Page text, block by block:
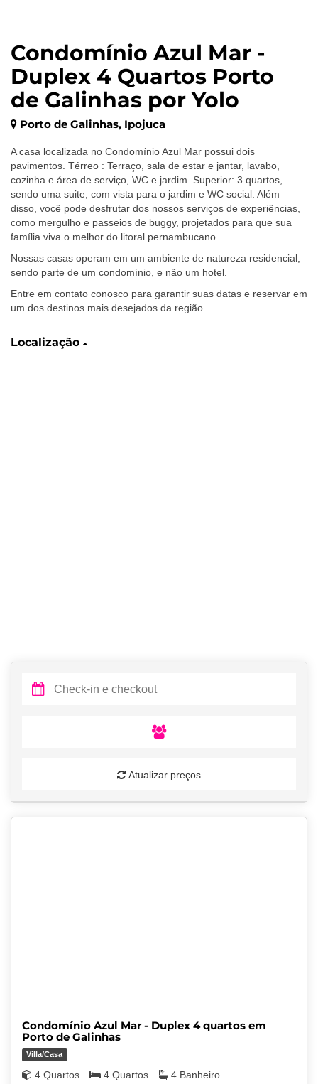
Condomínio Azul Mar -
Duplex 4 Quartos Porto
de Galinhas por Yolo
Porto de Galinhas, Ipojuca
A casa localizada no Condomínio Azul Mar possui dois
pavimentos. Térreo : Terraço, sala de estar e jantar, lavabo,
cozinha e área de serviço, WC e jardim. Superior: 3 quartos,
sendo uma suite, com vista para o jardim e WC social. Além
disso, você pode desfrutar dos nossos serviços de experiências,
como mergulho e passeios de buggy, projetados para que sua
família viva o melhor do litoral pernambucano.
Nossas casas operam em um ambiente de natureza residencial,
sendo parte de um condomínio, e não um hotel.
Entre em contato conosco para garantir suas datas e reservar em
um dos destinos mais desejados da região.
Localização
Atualizar preços
Condomínio Azul Mar - Duplex 4 quartos em
Porto de Galinhas
Villa/Casa
4 Quartos 4 Quartos 4 Banheiro